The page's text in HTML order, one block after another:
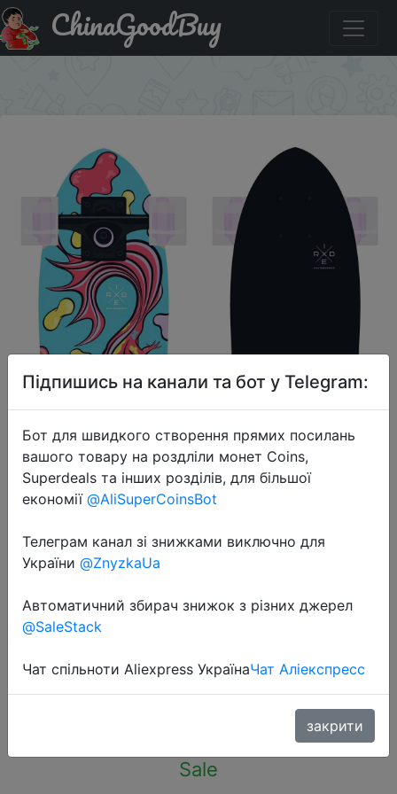
Купити на розпродажі Круизер деревянный RIDEX
Axolotl 24.5X7.25 арт. SX21029
ChinaGoodBuy
Круизер деревянный RIDEX Axolotl
24.5X7.25 арт. SX21029
1974 руб.
Sale
Підпишись на канали та бот у Telegram:
Бот для швидкого створення прямих посилань
вашого товару на роздліли монет Coins,
Superdeals та інших розділів, для більшої
економії @AliSuperCoinsBot
Телеграм канал зі знижками виключно для
України @ZnyzkaUa
Автоматичний збирач знижок з різних джерел
@SaleStack
Чат спільноти Aliexpress УкраїнаЧат Аліекспресс
закрити